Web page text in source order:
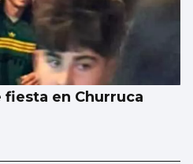
en Churruca